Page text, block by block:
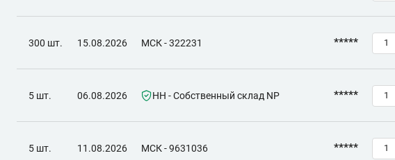
300 шт. 15.08.2026 МСК - 322231 *****
5 шт. 06.08.2026 НН - Собственный склад NP *****
5 шт. 11.08.2026 МСК - 9631036 *****